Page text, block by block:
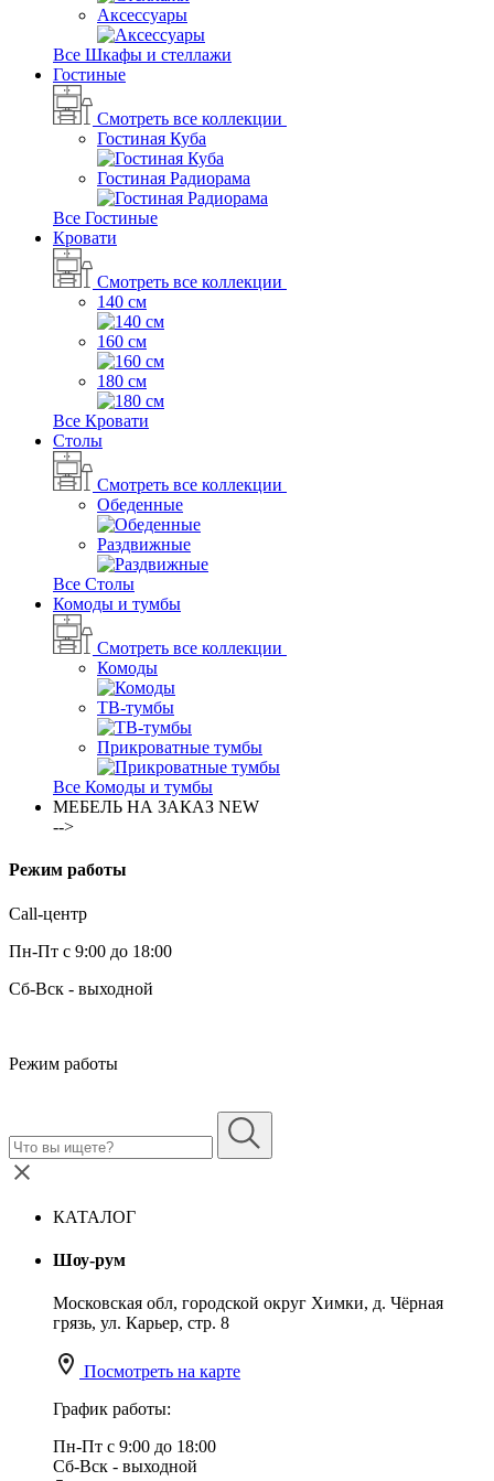
Аксессуары
Все Шкафы и стеллажи
Гостиные
Смотреть все коллекции
Гостиная Куба
Гостиная Радиорама
Все Гостиные
Кровати
Смотреть все коллекции
140 см
160 см
180 см
Все Кровати
Столы
Смотреть все коллекции
Обеденные
Раздвижные
Все Столы
Комоды и тумбы
Смотреть все коллекции
Комоды
ТВ-тумбы
Прикроватные тумбы
Все Комоды и тумбы
МЕБЕЛЬ НА ЗАКАЗ NEW
-->
Режим работы
Call-центр
Пн-Пт с 9:00 до 18:00
Сб-Вск - выходной
Режим работы
КАТАЛОГ
Шоу-рум
Московская обл, городской округ Химки, д. Чёрная
грязь, ул. Карьер, стр. 8
Посмотреть на карте
График работы:
Пн-Пт с 9:00 до 18:00
Сб-Вск - выходной